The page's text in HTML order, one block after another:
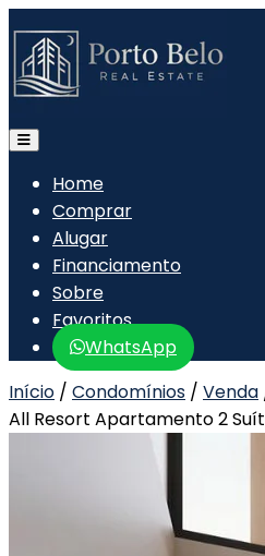
Home
Comprar
Alugar
Financiamento
Sobre
Favoritos
WhatsApp
Início / Condomínios / Venda
All Resort Apartamento 2